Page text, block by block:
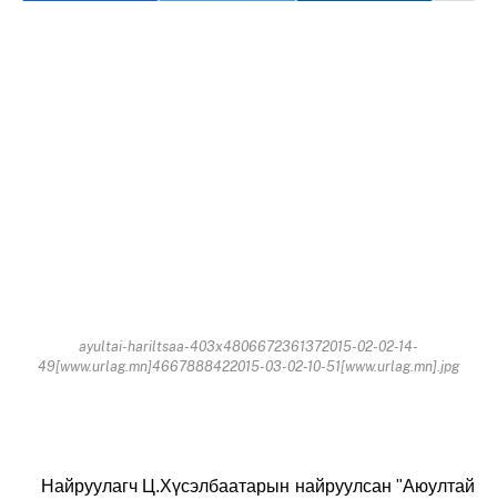
ayultai-hariltsaa-403x4806672361372015-02-02-14-
49[www.urlag.mn]4667888422015-03-02-10-51[www.urlag.mn].jpg
Найруулагч Ц.Хүсэлбаатарын найруулсан "Аюултай